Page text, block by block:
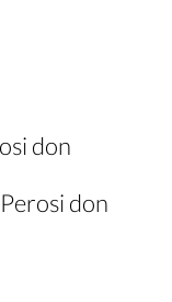
don
don